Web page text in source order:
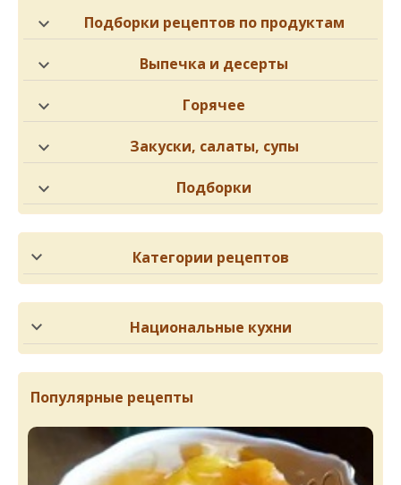
Подборки рецептов по продуктам
Выпечка и десерты
Горячее
Закуски, салаты, супы
Подборки
Категории рецептов
Национальные кухни
Популярные рецепты